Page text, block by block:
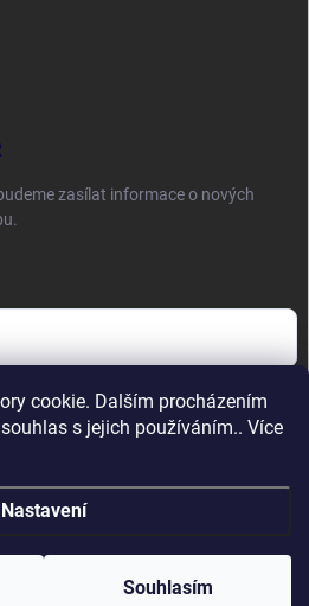
cookie. Dalším procházením
s jejich používáním.. Více
Nastavení
Souhlasím
zasílat informace o nových
podmínkami ochrany osobních údajů
. Všechna práva vyhrazena.